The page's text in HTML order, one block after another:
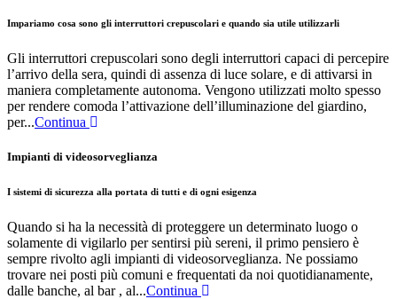
Impariamo cosa sono gli interruttori crepuscolari e quando sia utile utilizzarli
Gli interruttori crepuscolari sono degli interruttori capaci di percepire
l’arrivo della sera, quindi di assenza di luce solare, e di attivarsi in
maniera completamente autonoma. Vengono utilizzati molto spesso
per rendere comoda l’attivazione dell’illuminazione del giardino,
per...Continua
Impianti di videosorveglianza
I sistemi di sicurezza alla portata di tutti e di ogni esigenza
Quando si ha la necessità di proteggere un determinato luogo o
solamente di vigilarlo per sentirsi più sereni, il primo pensiero è
sempre rivolto agli impianti di videosorveglianza. Ne possiamo
trovare nei posti più comuni e frequentati da noi quotidianamente,
dalle banche, al bar , al...Continua